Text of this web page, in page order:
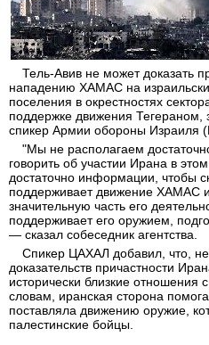
Тель-Авив не может доказать
нападению ХАМАС на
поселения в окрестностях
поддержке движения Тегераном,
спикер Армии обороны Израиля
"Мы не располагаем
говорить об участии Ирана в
достаточно информации, чтобы
поддерживает движение ХАМАС
значительную часть его
поддерживает его оружием,
— сказал собеседник агентства.
Спикер ЦАХАЛ добавил, что,
доказательств причастности
исторически близкие отношения
словам, иранская сторона
поставляла движению оружие,
палестинские бойцы.